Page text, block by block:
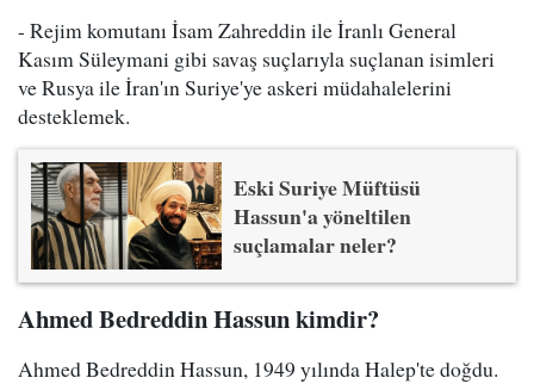
- Rejim komutanı İsam Zahreddin ile İranlı General
Kasım Süleymani gibi savaş suçlarıyla suçlanan isimleri
ve Rusya ile İran'ın Suriye'ye askeri müdahalelerini
desteklemek.
Eski Suriye Müftüsü
Hassun'a yöneltilen
suçlamalar neler?
Ahmed Bedreddin Hassun kimdir?
Ahmed Bedreddin Hassun, 1949 yılında Halep'te doğdu.